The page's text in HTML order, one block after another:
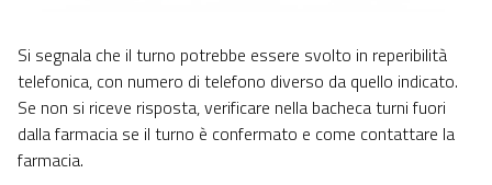
Si segnala che il turno potrebbe essere svolto in reperibilità
telefonica, con numero di telefono diverso da quello indicato.
Se non si riceve risposta, verificare nella bacheca turni fuori
dalla farmacia se il turno è confermato e come contattare la
farmacia.